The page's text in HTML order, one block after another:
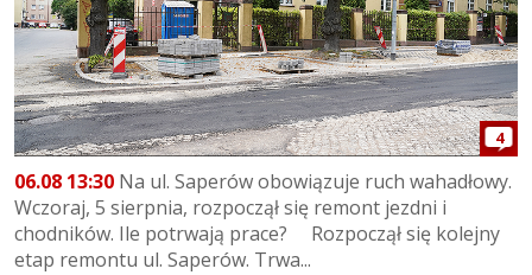
4
06.08 13:30 Na ul. Saperów obowiązuje ruch wahadłowy.
Wczoraj, 5 sierpnia, rozpoczął się remont jezdni i
chodników. Ile potrwają prace? Rozpoczął się kolejny
etap remontu ul. Saperów. Trwa...